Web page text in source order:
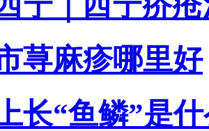
荨麻疹哪里好
长“鱼鳞”是